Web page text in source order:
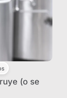
(o se